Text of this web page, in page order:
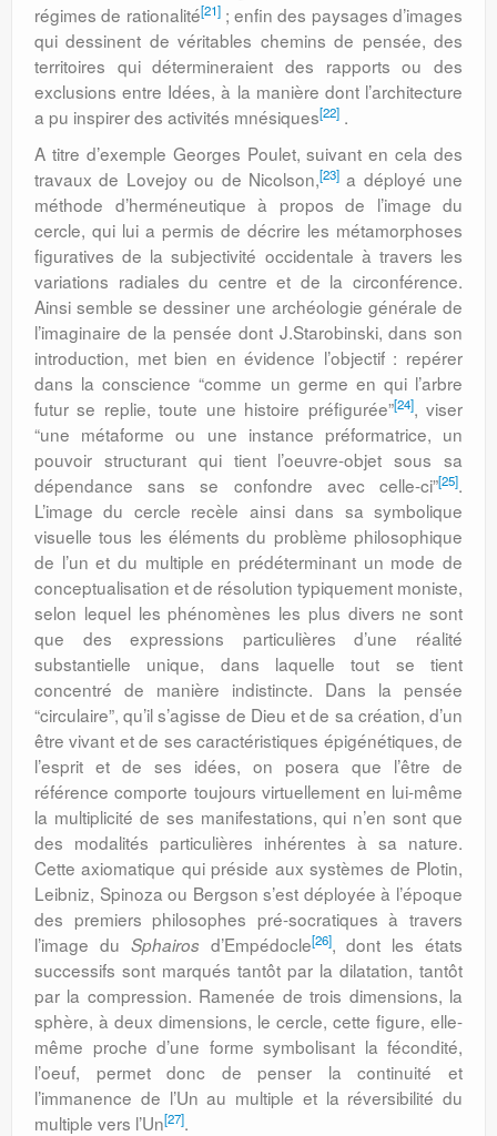
régimes de rationalité[21]; enfin des paysages d’images
qui dessinent de véritables chemins de pensée, des
territoires qui détermineraient des rapports ou des
exclusions entre Idées, à la manière dont l’architecture
a pu inspirer des activités mnésiques[22] .
A titre d’exemple Georges Poulet, suivant en cela des
travaux de Lovejoy ou de Nicolson,[23]a déployé une
méthode d’herméneutique à propos de l’image du
cercle, qui lui a permis de décrire les métamorphoses
figuratives de la subjectivité occidentale à travers les
variations radiales du centre et de la circonférence.
Ainsi semble se dessiner une archéologie générale de
l’imaginaire de la pensée dont J.Starobinski, dans son
introduction, met bien en évidence l’objectif : repérer
dans la conscience “comme un germe en qui l’arbre
futur se replie, toute une histoire préfigurée”[24], viser
“une métaforme ou une instance préformatrice, un
pouvoir structurant qui tient l’oeuvre-objet sous sa
dépendance sans se confondre avec celle-ci”[25].
L’image du cercle recèle ainsi dans sa symbolique
visuelle tous les éléments du problème philosophique
de l’un et du multiple en prédéterminant un mode de
conceptualisation et de résolution typiquement moniste,
selon lequel les phénomènes les plus divers ne sont
que des expressions particulières d’une réalité
substantielle unique, dans laquelle tout se tient
concentré de manière indistincte. Dans la pensée
“circulaire”, qu’il s’agisse de Dieu et de sa création, d’un
être vivant et de ses caractéristiques épigénétiques, de
l’esprit et de ses idées, on posera que l’être de
référence comporte toujours virtuellement en lui-même
la multiplicité de ses manifestations, qui n’en sont que
des modalités particulières inhérentes à sa nature.
Cette axiomatique qui préside aux systèmes de Plotin,
Leibniz, Spinoza ou Bergson s’est déployée à l’époque
des premiers philosophes pré-socratiques à travers
l’image du Sphairos d’Empédocle[26], dont les états
successifs sont marqués tantôt par la dilatation, tantôt
par la compression. Ramenée de trois dimensions, la
sphère, à deux dimensions, le cercle, cette figure, elle-
même proche d’une forme symbolisant la fécondité,
l’oeuf, permet donc de penser la continuité et
l’immanence de l’Un au multiple et la réversibilité du
multiple vers l’Un[27].